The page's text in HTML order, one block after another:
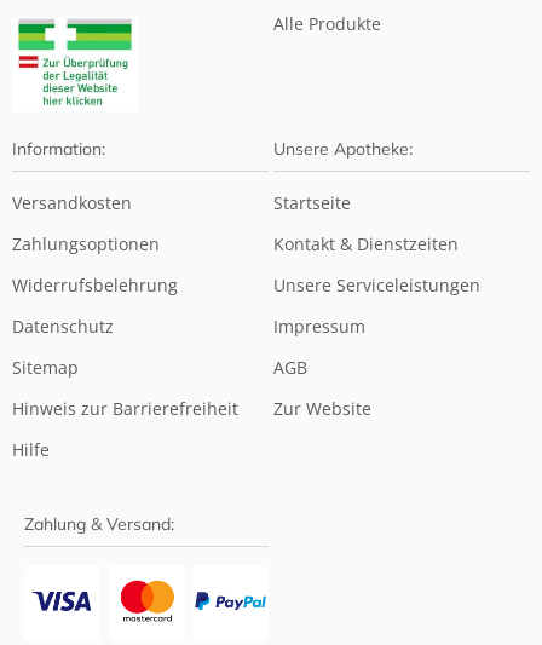
Alle Produkte
Information:
Versandkosten
Zahlungsoptionen
Widerrufsbelehrung
Datenschutz
Sitemap
Hinweis zur Barrierefreiheit
Hilfe
Unsere Apotheke:
Startseite
Kontakt & Dienstzeiten
Unsere Serviceleistungen
Impressum
AGB
Zur Website
Zahlung & Versand: